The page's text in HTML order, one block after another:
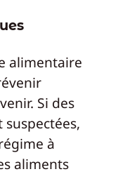
alimentaire
Si des
à
aliments